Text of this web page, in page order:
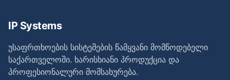
IP Systems
უსაფრთხოების სისტემების წამყვანი მომწოდებელი
საქართველოში. ხარისხიანი პროდუქცია და
პროფესიონალური მომსახურება.